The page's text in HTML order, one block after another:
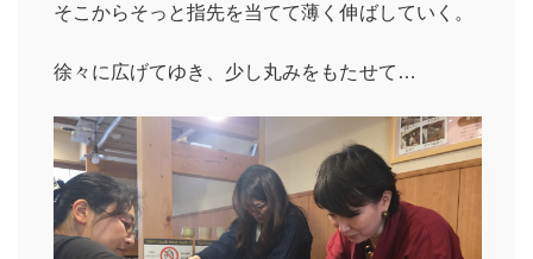
そこからそっと指先を当てて薄く伸ばしていく。
徐々に広げてゆき、少し丸みをもたせて…